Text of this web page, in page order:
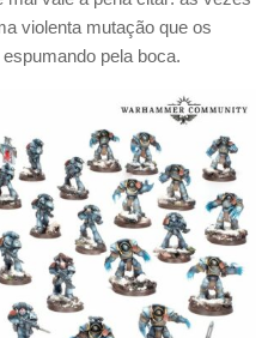
violenta mutação que os
pela boca.